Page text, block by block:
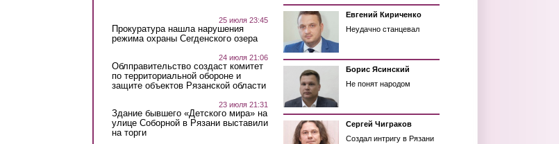
25 июля 23:45
Прокуратура нашла нарушения
режима охраны Сегденского озера
24 июля 21:06
Облправительство создаст комитет
по территориальной обороне и
защите объектов Рязанской области
23 июля 21:31
Здание бывшего «Детского мира» на
улице Соборной в Рязани выставили
на торги
Евгений Кириченко
Неудачно станцевал
Борис Ясинский
Не понят народом
Сергей Чиграков
Создал интригу в Рязани